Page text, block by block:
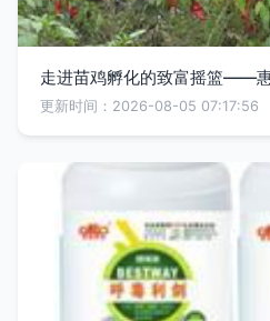
走进苗鸡孵化的致富摇篮——
更新时间：2026-08-05 07:17:56